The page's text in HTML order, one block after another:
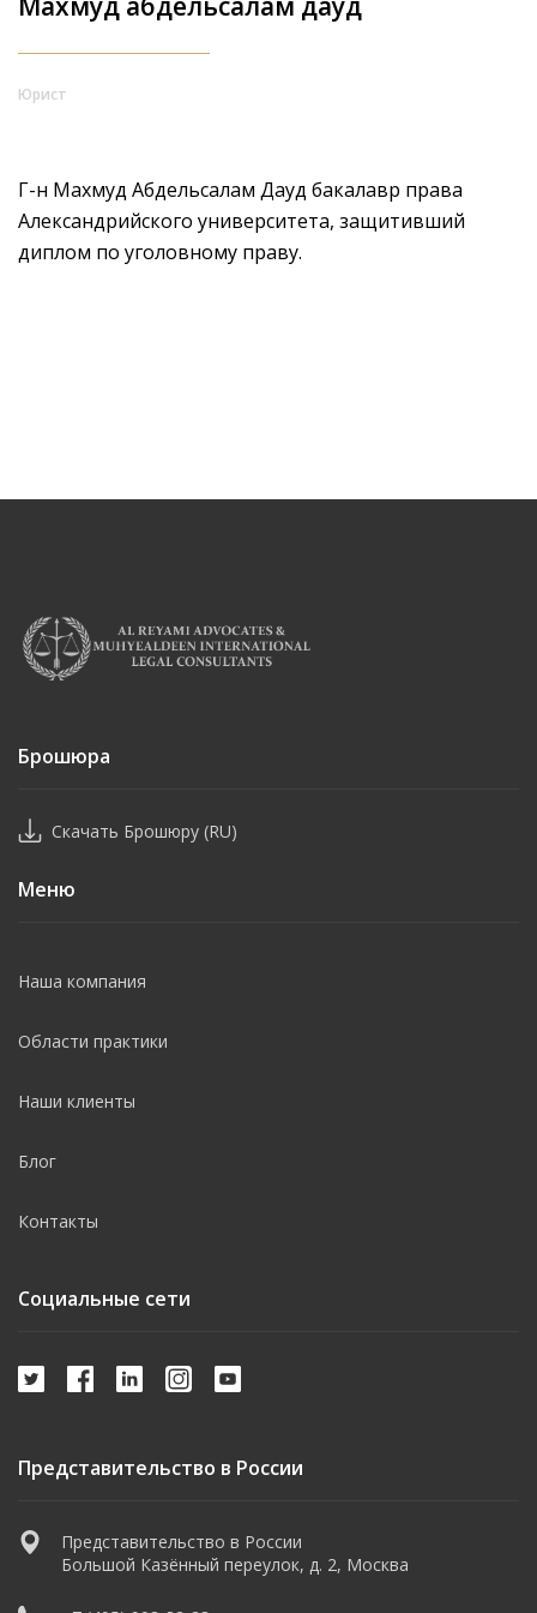
Юрист
Г-н Махмуд Абдельсалам Дауд бакалавр права
Александрийского университета, защитивший
диплом по уголовному праву.
Брошюра
Скачать Брошюру (RU)
Меню
Наша компания
Области практики
Наши клиенты
Блог
Контакты
Социальные сети
Представительство в России
Представительство в России
Большой Казённый переулок, д. 2, Москва